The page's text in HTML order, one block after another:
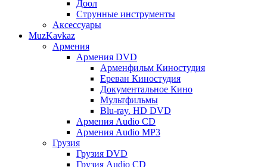
Доол
Струнные инструменты
Аксессуары
MuzKavkaz
Армения
Армения DVD
Арменфильм Киностудия
Ереван Киностудия
Документальное Кино
Мультфильмы
Blu-ray. HD DVD
Армения Audio CD
Армения Audio MP3
Грузия
Грузия DVD
Грузия Audio CD